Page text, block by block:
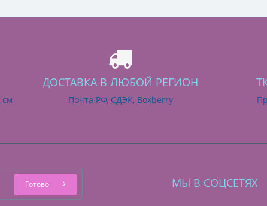
см
ДОСТАВКА В ЛЮБОЙ РЕГИОН
Почта РФ, СДЭК, Boxberry
Готово МЫ В СОЦСЕТЯХ